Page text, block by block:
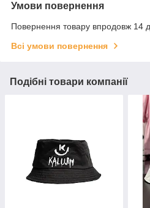
Умови повернення
Повернення товару впродовж 14
Всі умови повернення
Подібні товари компанії